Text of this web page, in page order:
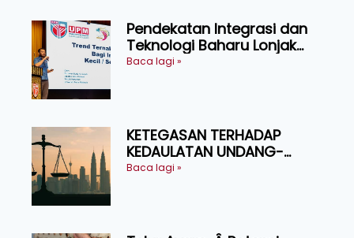
Pendekatan Integrasi dan
Teknologi Baharu Lonjak
Produktiviti Ternakan
Baca lagi »
KETEGASAN TERHADAP
KEDAULATAN UNDANG-
UNDANG ASAS KEPADA
Baca lagi »